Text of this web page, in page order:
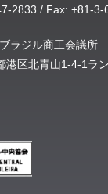
2833 / Fax: +81-3-
ラジル商工会議所
港区北青山1-4-1ラ